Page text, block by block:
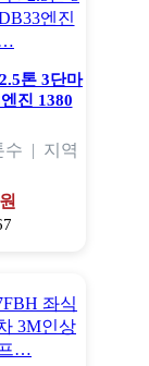
톤 3단마
진 1380
수 | 지역